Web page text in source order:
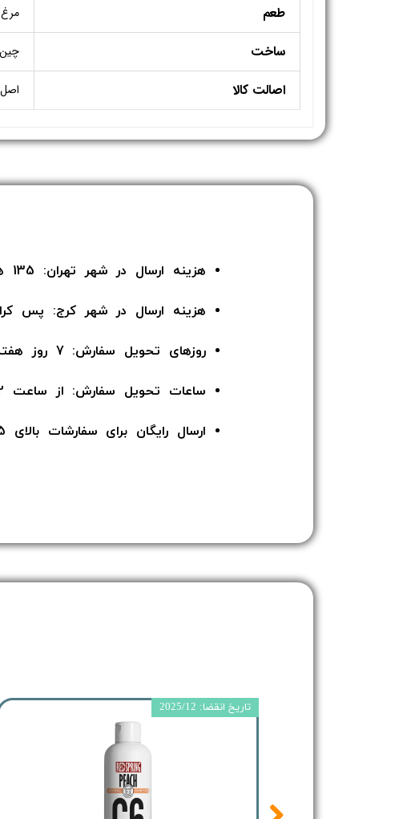
طعم مرغ
ساخت چین
اصالت کالا اصل
هزینه ارسال در شهر تهران: 135 هزار تومان
هزینه ارسال در شهر کرج: پس
روزهای تحویل سفارش: 7 روز هفته
ساعات تحویل سفارش: از ساعت 12 الی 19
ارسال رایگان برای سفارشات بالای 5 میلیون تومان​​​​​​​
تاریخ انقضا: 2025/12